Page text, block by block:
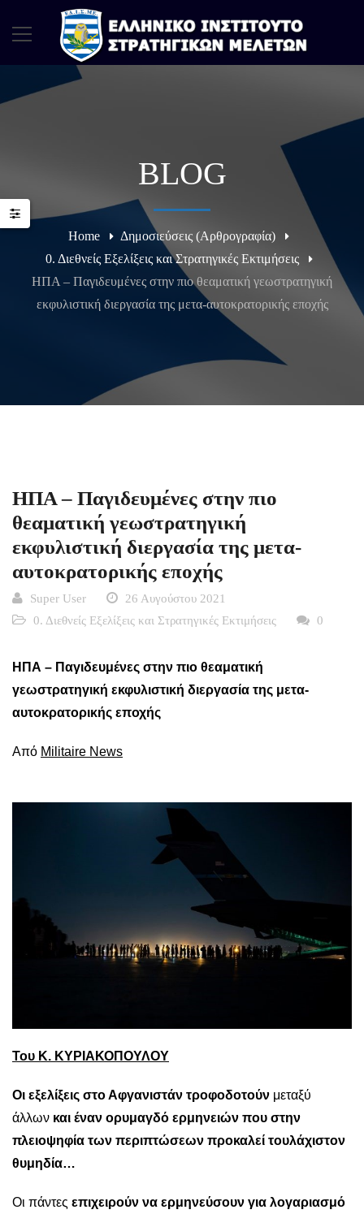
BLOG
Home
Δημοσιεύσεις (Αρθρογραφία)
0. Διεθνείς Εξελίξεις και Στρατηγικές Εκτιμήσεις
ΗΠΑ – Παγιδευμένες στην πιο θεαματική γεωστρατηγική
εκφυλιστική διεργασία της μετα-αυτοκρατορικής εποχής
ΗΠΑ – Παγιδευμένες στην πιο
θεαματική γεωστρατηγική
εκφυλιστική διεργασία της μετα-
αυτοκρατορικής εποχής
Super User
26 Αυγούστου 2021
0. Διεθνείς Εξελίξεις και Στρατηγικές Εκτιμήσεις
0
ΗΠΑ – Παγιδευμένες στην πιο θεαματική
γεωστρατηγική εκφυλιστική διεργασία της μετα-
αυτοκρατορικής εποχής
Από Militaire News
Του Κ. ΚΥΡΙΑΚΟΠΟΥΛΟΥ
Οι εξελίξεις στο Αφγανιστάν τροφοδοτούν μεταξύ
άλλων και έναν ορυμαγδό ερμηνειών που στην
πλειοψηφία των περιπτώσεων προκαλεί τουλάχιστον
θυμηδία…
Οι πάντες επιχειρούν να ερμηνεύσουν για λογαριασμό